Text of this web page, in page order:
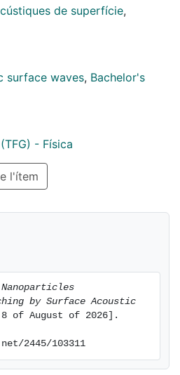
proposed by
[6]. We have
on different
temperature, SAWs power
magnetic properties. Some
Quantum
(SQUID) at the
and Superconductivity of
de superfície,
surface waves, Bachelor's
- Física
l'ítem
Nanoparticles
by Surface Acoustic
of August of 2026].
2445/103311